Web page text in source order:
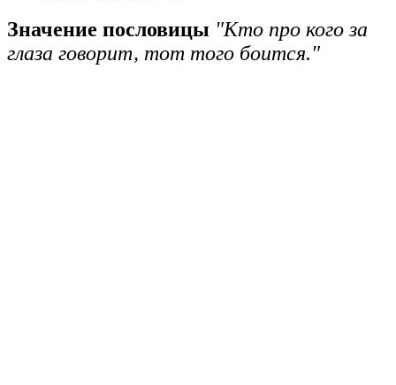
Значение пословицы "Кто про кого за
глаза говорит, тот того боится."